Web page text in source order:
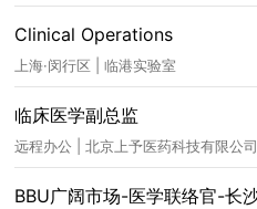
Clinical Operations
上海·闵行区 | 临港实验室
临床医学副总监
远程办公 | 北京上予医药科技有限公司